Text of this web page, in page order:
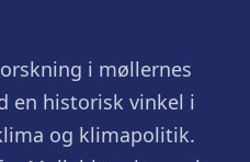
i møllernes
en historisk vinkel i
og klimapolitik.